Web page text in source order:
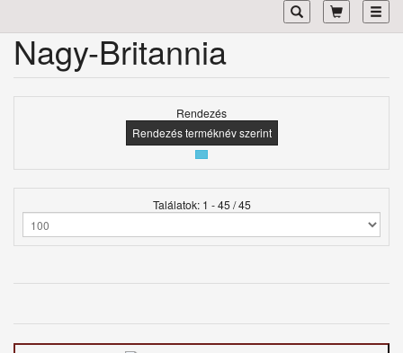
Nagy-Britannia
Rendezés
Rendezés terméknév szerint
Találatok: 1 - 45 / 45